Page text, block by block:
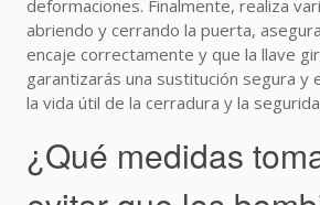
deformaciones. Finalmente, realiza
abriendo y cerrando la puerta,
encaje correctamente y que la llave
garantizarás una sustitución segura y
la vida útil de la cerradura y la
¿Qué medidas